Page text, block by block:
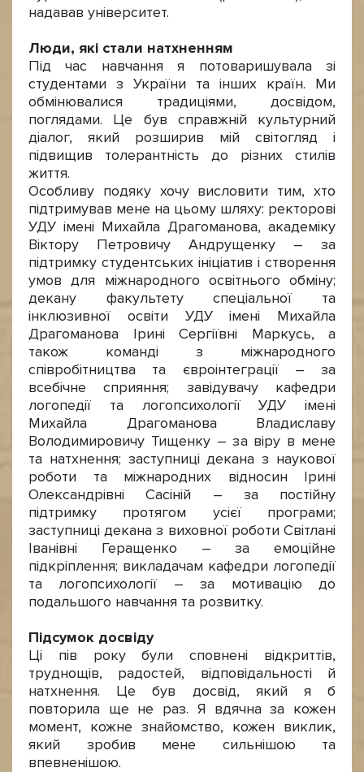
надавав університет.
Люди, які стали натхненням
Під час навчання я потоваришувала зі
студентами з України та інших країн. Ми
обмінювалися традиціями, досвідом,
поглядами. Це був справжній культурний
діалог, який розширив мій світогляд і
підвищив толерантність до різних стилів
життя.
Особливу подяку хочу висловити тим, хто
підтримував мене на цьому шляху: ректорові
УДУ імені Михайла Драгоманова, академіку
Віктору Петровичу Андрущенку – за
підтримку студентських ініціатив і створення
умов для міжнародного освітнього обміну;
декану факультету спеціальної та
інклюзивної освіти УДУ імені Михайла
Драгоманова Ірині Сергіївні Маркусь, а
також команді з міжнародного
співробітництва та євроінтеграції – за
всебічне сприяння; завідувачу кафедри
логопедії та логопсихології УДУ імені
Михайла Драгоманова Владиславу
Володимировичу Тищенку – за віру в мене
та натхнення; заступниці декана з наукової
роботи та міжнародних відносин Ірині
Олександрівні Сасіній – за постійну
підтримку протягом усієї програми;
заступниці декана з виховної роботи Світлані
Іванівні Геращенко – за емоційне
підкріплення; викладачам кафедри логопедії
та логопсихології – за мотивацію до
подальшого навчання та розвитку.
Підсумок досвіду
Ці пів року були сповнені відкриттів,
труднощів, радостей, відповідальності й
натхнення. Це був досвід, який я б
повторила ще не раз. Я вдячна за кожен
момент, кожне знайомство, кожен виклик,
який зробив мене сильнішою та
впевненішою.